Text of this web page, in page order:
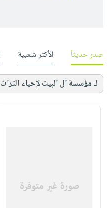
صدر حديثاً الأكثر شعبية
لـ مؤسسة آل البيت لإحياء التراث